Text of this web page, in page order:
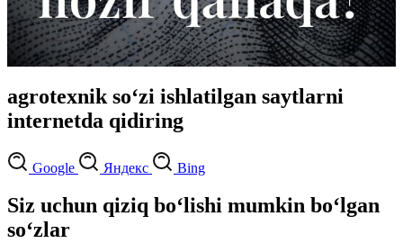
agrotexnik so‘zi ishlatilgan saytlarni
internetda qidiring
Google Яндекс Bing
Siz uchun qiziq bo‘lishi mumkin bo‘lgan
so‘zlar